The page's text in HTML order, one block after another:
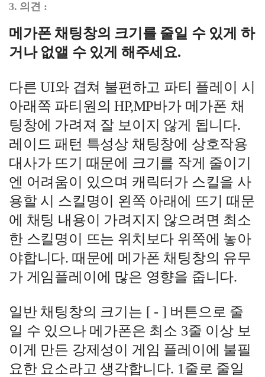
3. 의견 :
메가폰 채팅창의 크기를 줄일 수 있게 하
거나 없앨 수 있게 해주세요.
다른 UI와 겹쳐 불편하고 파티 플레이 시
아래쪽 파티원의 HP,MP바가 메가폰 채
팅창에 가려져 잘 보이지 않게 됩니다.
레이드 패턴 특성상 채팅창에 상호작용
대사가 뜨기 때문에 크기를 작게 줄이기
엔 어려움이 있으며 캐릭터가 스킬을 사
용할 시 스킬명이 왼쪽 아래에 뜨기 때문
에 채팅 내용이 가려지지 않으려면 최소
한 스킬명이 뜨는 위치보다 위쪽에 놓아
야합니다. 때문에 메가폰 채팅창의 유무
가 게임플레이에 많은 영향을 줍니다.
일반 채팅창의 크기는 [ - ] 버튼으로 줄
일 수 있으나 메가폰은 최소 3줄 이상 보
이게 만든 강제성이 게임 플레이에 불필
요한 요소라고 생각합니다. 1줄로 줄일